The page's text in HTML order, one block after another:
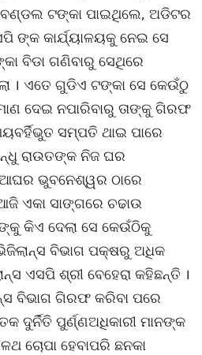
ଟଙ୍କା ପାଇଥିଲେ, ଅଡିଟର
ଙ୍କ କାର୍ଯ୍ୟାଳୟକୁ ନେଇ ସେ
ବିଡା ଗଣିବାରୁ ସେଥିରେ
। ଏତେ ଗୁଡିଏ ଟଙ୍କା ସେ କେଉଁଠୁ
ଦେଇ ନପାରିବାରୁ ତାଙ୍କୁ ଗିରଫ
ସମ୍ପତି ଥାଇ ପାରେ
ରାଉତଙ୍କ ନିଜ ଘର
ଭୁବନେଶ୍ୱର ଠାରେ
ଏକା ସାଙ୍ଗରେ ଚଢାଉ
କିଏ ଦେଲା ସେ କେଉଁଠିକୁ
ବିଭାଗ ପକ୍ଷରୁ ଅଧିକ
ଏସପି ଶ୍ରୀ ବେହେରା କହିଛନ୍ତି ।
ବିଭାଗ ଗିରଫ କରିବା ପରେ
ଦୁର୍ନିତି ପୁର୍ଣ୍ଣଅଧିକାରୀ ମାନଙ୍କ
ଚୋପା ହେବାପରି ଛନକା